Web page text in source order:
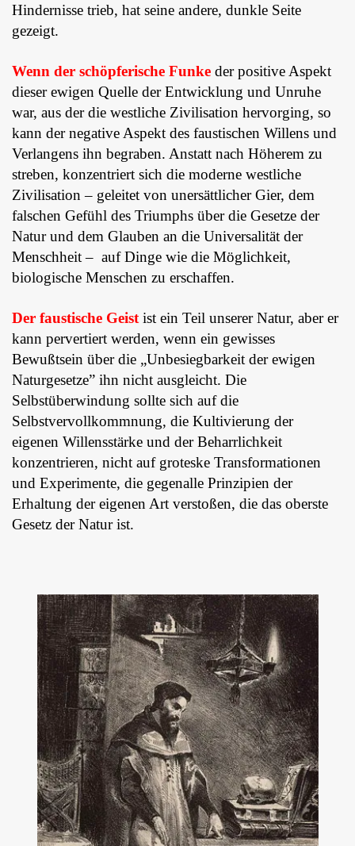
Hindernisse trieb, hat seine andere, dunkle Seite
gezeigt.
Wenn der schöpferische Funke der positive Aspekt
dieser ewigen Quelle der Entwicklung und Unruhe
war, aus der die westliche Zivilisation hervorging, so
kann der negative Aspekt des faustischen Willens und
Verlangens ihn begraben. Anstatt nach Höherem zu
streben, konzentriert sich die moderne westliche
Zivilisation – geleitet von unersättlicher Gier, dem
falschen Gefühl des Triumphs über die Gesetze der
Natur und dem Glauben an die Universalität der
Menschheit – auf Dinge wie die Möglichkeit,
biologische Menschen zu erschaffen.
Der faustische Geist ist ein Teil unserer Natur, aber er
kann pervertiert werden, wenn ein gewisses
Bewußtsein über die „Unbesiegbarkeit der ewigen
Naturgesetze” ihn nicht ausgleicht. Die
Selbstüberwindung sollte sich auf die
Selbstvervollkommnung, die Kultivierung der
eigenen Willensstärke und der Beharrlichkeit
konzentrieren, nicht auf groteske Transformationen
und Experimente, die gegenalle Prinzipien der
Erhaltung der eigenen Art verstoßen, die das oberste
Gesetz der Natur ist.